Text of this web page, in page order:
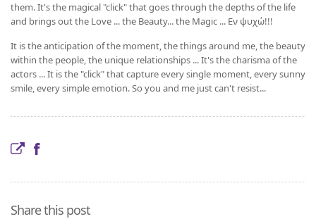
them. It's the magical "click" that goes through the depths of the life
and brings out the Love ... the Beauty... the Magic ... Εν ψυχώ!!!
It is the anticipation of the moment, the things around me, the beauty
within the people, the unique relationships ... It's the charisma of the
actors ... It is the "click" that capture every single moment, every sunny
smile, every simple emotion. So you and me just can't resist...
Share this post